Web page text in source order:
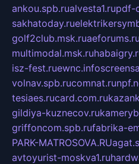
ankou.spb.rualvesta1.rupdf-
sakhatoday.ru
golf2club.msk.ruaeforums.ru
multimodal.msk.ru
isz-fest.ruewnc.info
volnav.spb.rucomnat.ru
tesiaes.rucard.com.ru
gildiya-kuznecov.ru
griffoncom.spb.rufabrika-
PARK-MATROSOVA.RU
avtoyurist-moskva1.ru